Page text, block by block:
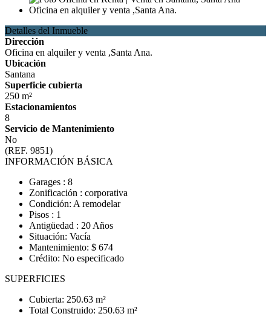
Detalles del Inmueble
Dirección
Oficina en alquiler y venta ,Santa Ana.
Ubicación
Santana
Superficie cubierta
250 m²
Estacionamientos
8
Servicio de Mantenimiento
No
(REF. 9851)
INFORMACIÓN BÁSICA
Garages : 8
Zonificación : corporativa
Condición: A remodelar
Pisos : 1
Antigüedad : 20 Años
Situación: Vacía
Mantenimiento: $ 674
Crédito: No especificado
SUPERFICIES
Cubierta: 250.63 m²
Total Construido: 250.63 m²